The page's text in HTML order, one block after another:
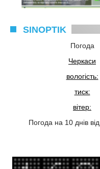
SINOPTIK
Погода
Черкаси
вологість:
тиск:
вітер:
Погода на 10 днів від